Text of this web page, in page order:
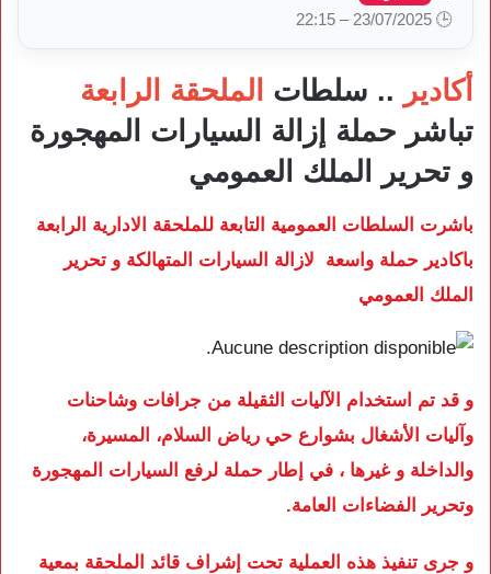
🕒 23/07/2025 – 22:15
أكادير .. سلطات الملحقة الرابعة
تباشر حملة إزالة السيارات المهجورة
و تحرير الملك العمومي
باشرت السلطات العمومية التابعة للملحقة الادارية الرابعة
باكادير حملة واسعة لازالة السيارات المتهالكة و تحرير
الملك العمومي
و قد تم استخدام الآليات الثقيلة من جرافات وشاحنات
وآليات الأشغال بشوارع حي رياض السلام، المسيرة،
والداخلة و غيرها ، في إطار حملة لرفع السيارات المهجورة
وتحرير الفضاءات العامة.
و جرى تنفيذ هذه العملية تحت إشراف قائد الملحقة بمعية